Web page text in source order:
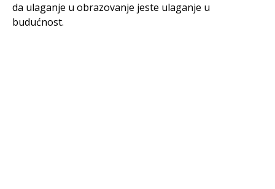
da ulaganje u obrazovanje jeste ulaganje u
budućnost.